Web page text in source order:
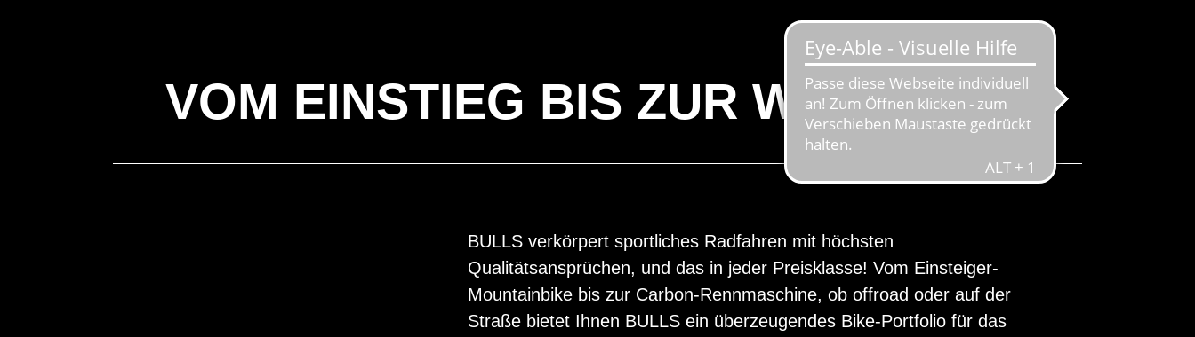
VOM EINSTIEG BIS ZUR WELTELITE
BULLS verkörpert sportliches Radfahren mit höchsten
Qualitätsansprüchen, und das in jeder Preisklasse! Vom Einsteiger-
Mountainbike bis zur Carbon-Rennmaschine, ob offroad oder auf der
Straße bietet Ihnen BULLS ein überzeugendes Bike-Portfolio für das